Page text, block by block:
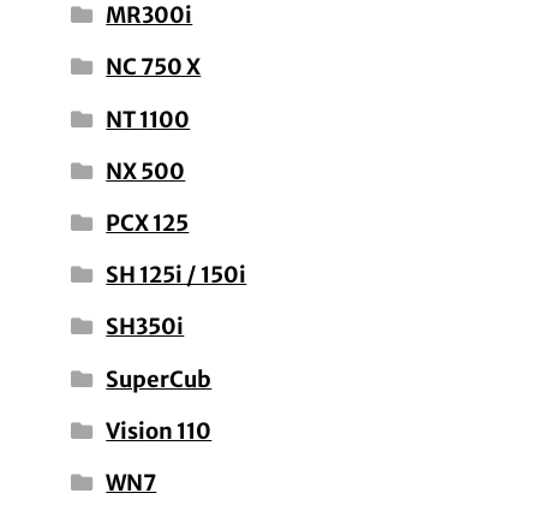
MR300i
NC 750 X
NT 1100
NX 500
PCX 125
SH 125i / 150i
SH350i
SuperCub
Vision 110
WN7